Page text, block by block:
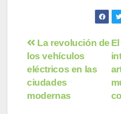
Navegación
de
entradas
La revolución de
los vehículos
eléctricos en las
ciudades
modernas